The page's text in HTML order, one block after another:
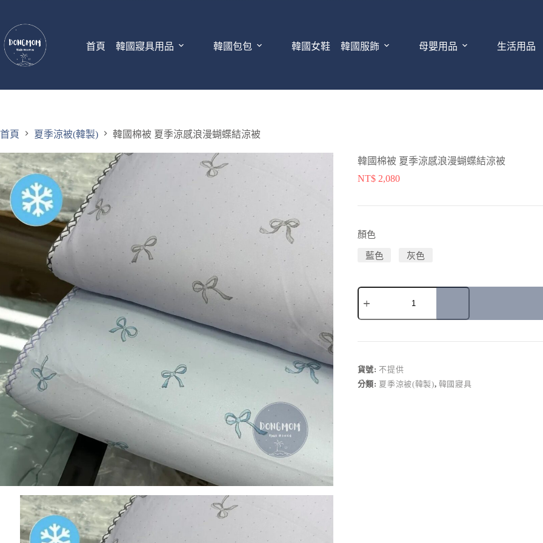
首頁 韓國寢具用品 韓國包包 韓國女鞋 韓國服飾 母嬰用品 生活用品
首頁 夏季涼被(韓製) 韓國棉被 夏季涼感浪漫蝴蝶結涼被
韓國棉被 夏季涼感浪漫蝴蝶結涼被
NT$ 2,080
顏色
藍色 灰色
r
n
a
貨號: 不提供
分類: 夏季涼被(韓製), 韓國寢具